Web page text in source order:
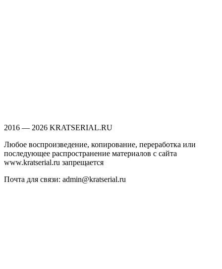
2016 — 2026 KRATSERIAL.RU
Любое воспроизведение, копирование, переработка или
последующее распространение материалов с сайта
www.kratserial.ru запрещается
Почта для связи: admin@kratserial.ru